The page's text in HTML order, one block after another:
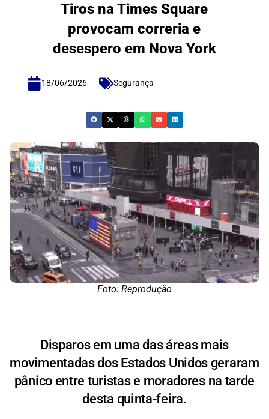
Tiros na Times Square
provocam correria e
desespero em Nova York
18/06/2026 Segurança
Foto: Reprodução
Disparos em uma das áreas mais
movimentadas dos Estados Unidos geraram
pânico entre turistas e moradores na tarde
desta quinta-feira.